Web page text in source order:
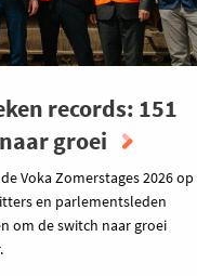
records: 151
groei
Voka Zomerstages 2026 op
en parlementsleden
om de switch naar groei